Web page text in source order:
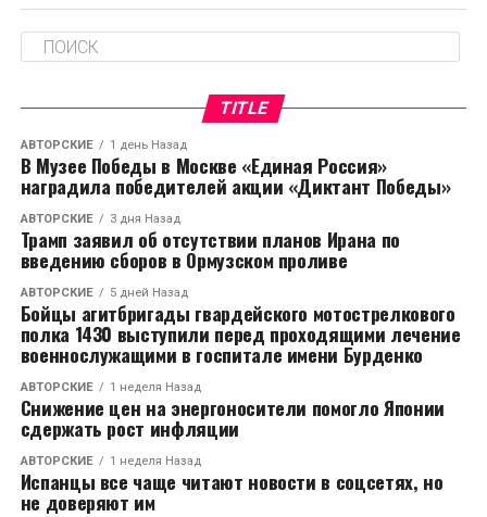
упреждающему
реагированию. Это
необходимо для
защиты суверенитета,
территориальной
целостности и
безопасности нашей
страны».
Пак подчеркнул, что ядерная программа КНДР
носит исключительно оборонительный характер и
служит гарантией безопасности на фоне
нарастающих геополитических угроз. Он также
обвинил США и их союзников в дестабилизации
мирового порядка ради сохранения собственного
доминирования:
TITLE
АВТОРСКИЕ 1 день Назад
В Музее Победы в Москве «Единая Россия»
наградила победителей акции «Диктант Победы»
АВТОРСКИЕ 3 дня Назад
Трамп заявил об отсутствии планов Ирана по
введению сборов в Ормузском проливе
АВТОРСКИЕ 5 дней Назад
Бойцы агитбригады гвардейского мотострелкового
полка 1430 выступили перед проходящими лечение
военнослужащими в госпитале имени Бурденко
АВТОРСКИЕ 1 неделя Назад
Снижение цен на энергоносители помогло Японии
сдержать рост инфляции
АВТОРСКИЕ 1 неделя Назад
Испанцы все чаще читают новости в соцсетях, но
не доверяют им